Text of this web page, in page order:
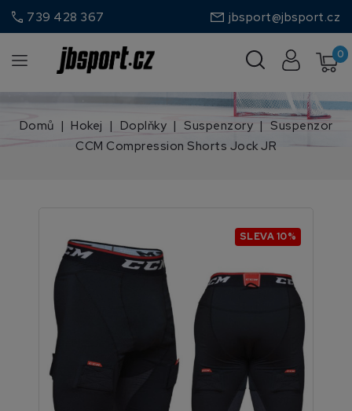
call 739 428 367 jbsport@jbsport.cz
0
Domů Hokej Doplňky Suspenzory
Suspenzor
CCM Compression Shorts Jock JR
SLEVA 10%